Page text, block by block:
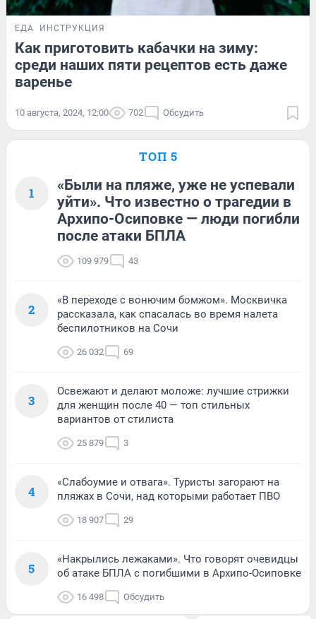
ЕДА ИНСТРУКЦИЯ
Как приготовить кабачки на зиму:
среди наших пяти рецептов есть даже
варенье
10 августа, 2024, 12:00 702 Обсудить
ТОП 5
1
«Были на пляже, уже не успевали
уйти». Что известно о трагедии в
Архипо-Осиповке — люди погибли
после атаки БПЛА
109 979 43
2
«В переходе с вонючим бомжом». Москвичка
рассказала, как спасалась во время налета
беспилотников на Сочи
26 032 69
3
Освежают и делают моложе: лучшие стрижки
для женщин после 40 — топ стильных
вариантов от стилиста
25 879 3
4
«Слабоумие и отвага». Туристы загорают на
пляжах в Сочи, над которыми работает ПВО
18 907 29
5
«Накрылись лежаками». Что говорят очевидцы
об атаке БПЛА с погибшими в Архипо-Осиповке
16 498 Обсудить